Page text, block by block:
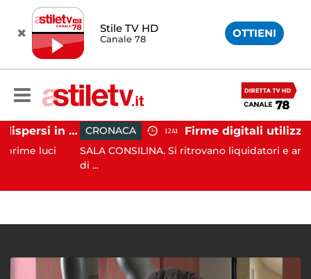
Stile TV HD
Canale 78 OTTIENI
Tramonti, 19 scout dispersi in montagna salvati dai vigili del fuoco
luci
CRONACA 12:41
SALA CONSILINA. Si ritrovano liquidatori e